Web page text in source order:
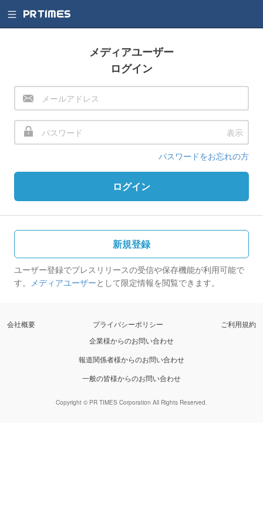
メディアユーザー
ログイン
表示
パスワードをお忘れの方
ログイン
新規登録
ユーザー登録でプレスリリースの受信や保存機能が利用可能で
す。 メディアユーザーとして限定情報を閲覧できます。
会社概要 プライバシーポリシー
ご利用規約
企業様からのお問い合わせ
報道関係者様からのお問い合わせ
一般の皆様からのお問い合わせ
Copyright © PR TIMES Corporation All Rights Reserved.